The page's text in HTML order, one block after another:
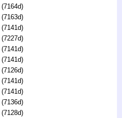
(7164d)
(7163d)
(7141d)
(7227d)
(7141d)
(7141d)
(7126d)
(7141d)
(7141d)
(7136d)
(7128d)